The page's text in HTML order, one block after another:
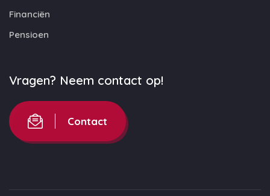
Financiën
Pensioen
Vragen? Neem contact op!
Contact